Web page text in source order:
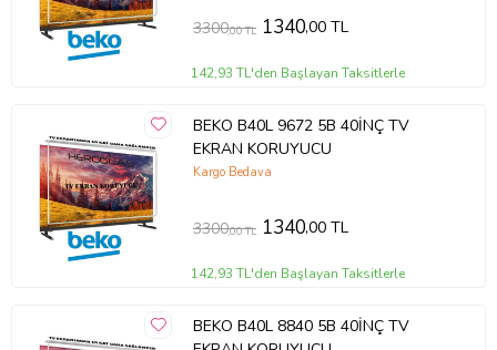
3300,00 TL 1340,00 TL
142,93 TL'den Başlayan Taksitlerle
BEKO B40L 9672 5B 40İNÇ TV
EKRAN KORUYUCU
Kargo Bedava
3300,00 TL 1340,00 TL
142,93 TL'den Başlayan Taksitlerle
BEKO B40L 8840 5B 40İNÇ TV